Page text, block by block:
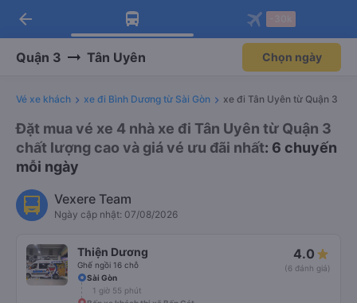
Tải app Vexere ngay!
Nhận ưu đãi thành viên độc
Mở app
Tải app Vexere
-30k/ghế khi đặt vé máy bay qua
Mở app
arrow_back
Quận 3 Tân Uyên Chọn ngày
Vé xe khách xe đi Bình Dương từ Sài Gòn xe đi Tân Uyên từ Quận 3
Đặt mua vé xe 4 nhà xe đi Tân Uyên từ Quận 3
chất lượng cao và giá vé ưu đãi nhất: 6 chuyến
mỗi ngày
Vexere Team
Ngày cập nhật: 07/08/2026
Thiện Dương
Ghế ngồi 16 chỗ
4.0
(6 đánh giá)
Sài Gòn
1 giờ 55 phút